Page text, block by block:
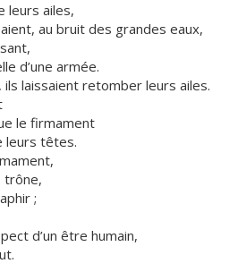
leurs ailes,
au bruit des grandes eaux,
d’une armée.
ils laissaient retomber leurs ailes.
le firmament
leurs têtes.
trône,
;
d’un être humain,